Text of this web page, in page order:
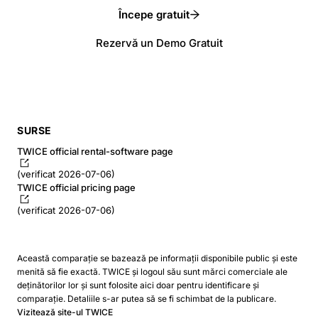
Începe gratuit
Rezervă un Demo Gratuit
SURSE
TWICE official rental-software page
(verificat 2026-07-06)
TWICE official pricing page
(verificat 2026-07-06)
Această comparație se bazează pe informații disponibile public și este
menită să fie exactă. TWICE și logoul său sunt mărci comerciale ale
deținătorilor lor și sunt folosite aici doar pentru identificare și
comparație. Detaliile s-ar putea să se fi schimbat de la publicare.
Vizitează site-ul TWICE